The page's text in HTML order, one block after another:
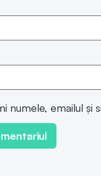
numele, emailul